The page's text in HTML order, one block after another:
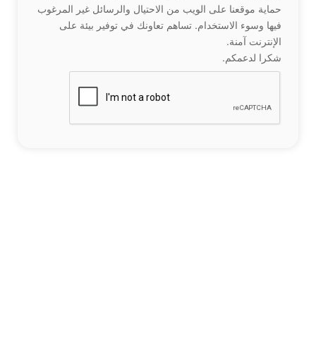
حماية موقعنا على الويب من الاحتيال والرسائل غير المرغوب
فيها وسوء الاستخدام. تساهم تعاونك في توفير بيئة على
الإنترنت آمنة.
شكرا لدعمكم.